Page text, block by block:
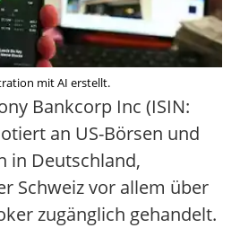
mit AI erstellt.
Bankcorp Inc (ISIN:
an US-Börsen und
in Deutschland,
Schweiz vor allem über
zugänglich gehandelt.